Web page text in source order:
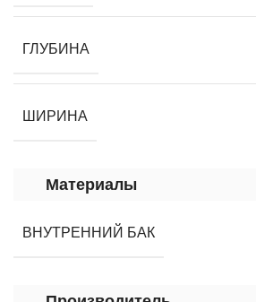
ГЛУБИНА
ШИРИНА
Материалы
ВНУТРЕННИЙ БАК